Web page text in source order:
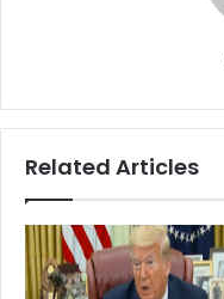
Related Articles